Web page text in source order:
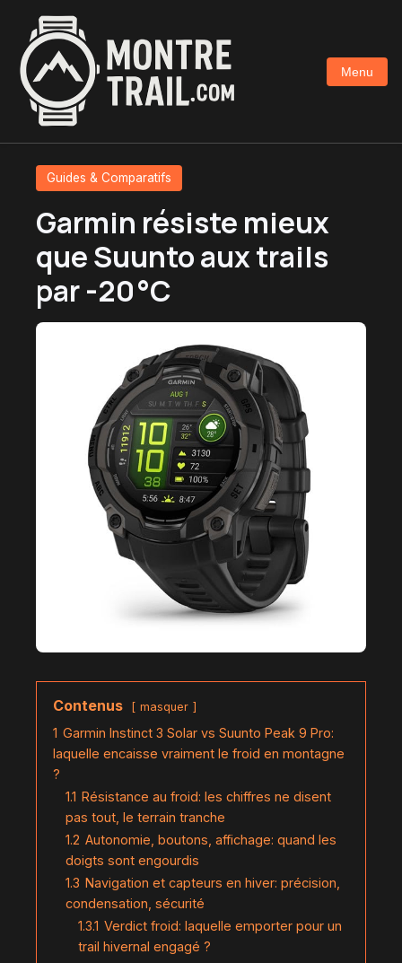
contenu
principal
Menu
Guides & Comparatifs
Garmin résiste mieux
que Suunto aux trails
par -20 °C
Contenus masquer
1 Garmin Instinct 3 Solar vs Suunto Peak 9 Pro:
laquelle encaisse vraiment le froid en montagne
?
1.1 Résistance au froid: les chiffres ne disent
pas tout, le terrain tranche
1.2 Autonomie, boutons, affichage: quand les
doigts sont engourdis
1.3 Navigation et capteurs en hiver: précision,
condensation, sécurité
1.3.1 Verdict froid: laquelle emporter pour un
trail hivernal engagé ?